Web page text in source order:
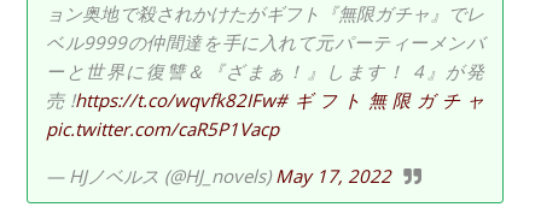
ョン奥地で殺されかけたがギフト『無限ガチャ』でレ
ベル9999の仲間達を手に入れて元パーティーメンバ
ーと世界に復讐＆『ざまぁ！』します！ 4』が発
売!https://t.co/wqvfk82IFw#ギフト無限ガチャ
pic.twitter.com/caR5P1Vacp
— HJノベルス (@HJ_novels)May 17, 2022